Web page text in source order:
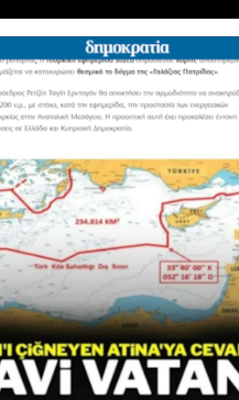
"Mavi Vatan" doktrinini
deniz
büyük yankı
kapsayan taslak,
tepkiyle karşılandı.